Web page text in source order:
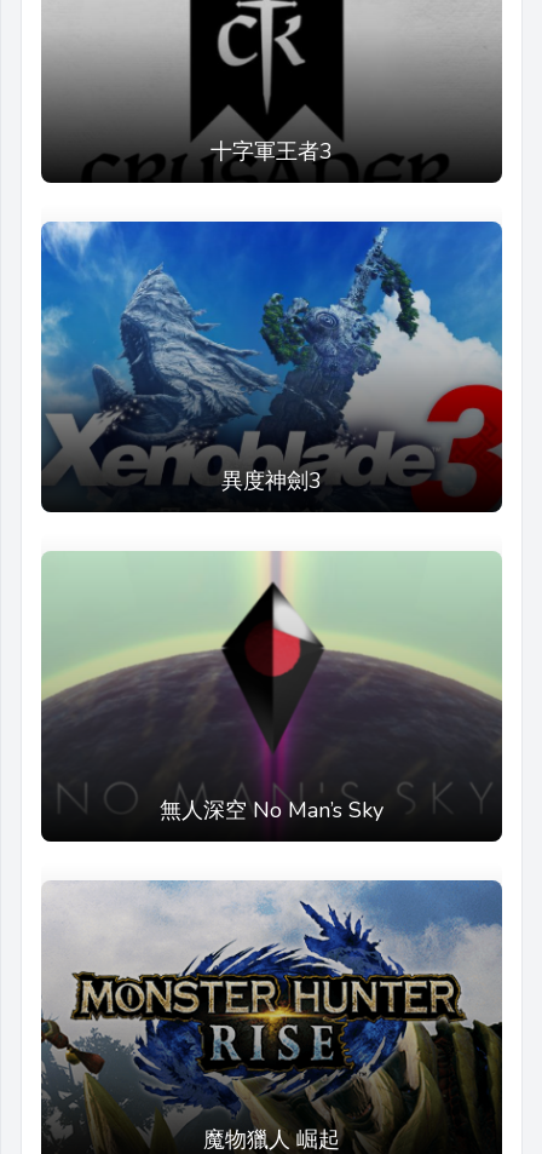
十字軍王者3
異度神劍3
無人深空 No Man’s Sky
魔物獵人 崛起